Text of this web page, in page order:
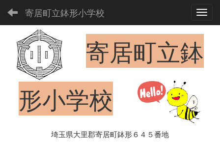
寄居町立鉢形小学校
寄居町立鉢
形小学校
埼玉県大里郡寄居町鉢形６４５番地